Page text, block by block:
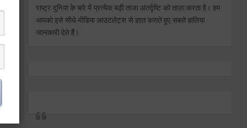
राष्ट्र दुनिया के बारे में प्रत्येक बड़ी ताजा अंतर्दृष्टि को ताज़ा करता है। हम
आपको इसे सीधे मीडिया आउटलेट्स से ज्ञात कराते हुए सबसे हालिया
जानकारी देते हैं।